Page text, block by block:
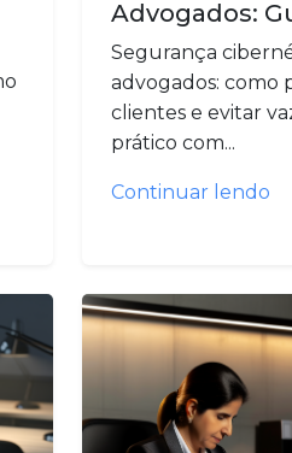
Advogados:
Segurança
advogados: como
clientes e evitar
prático com...
Continuar lendo